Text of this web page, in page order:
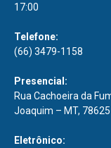
17:00
Telefone:
(66) 3479-1158
Presencial:
Rua Cachoeira da
Joaquim – MT,
Eletrônico: